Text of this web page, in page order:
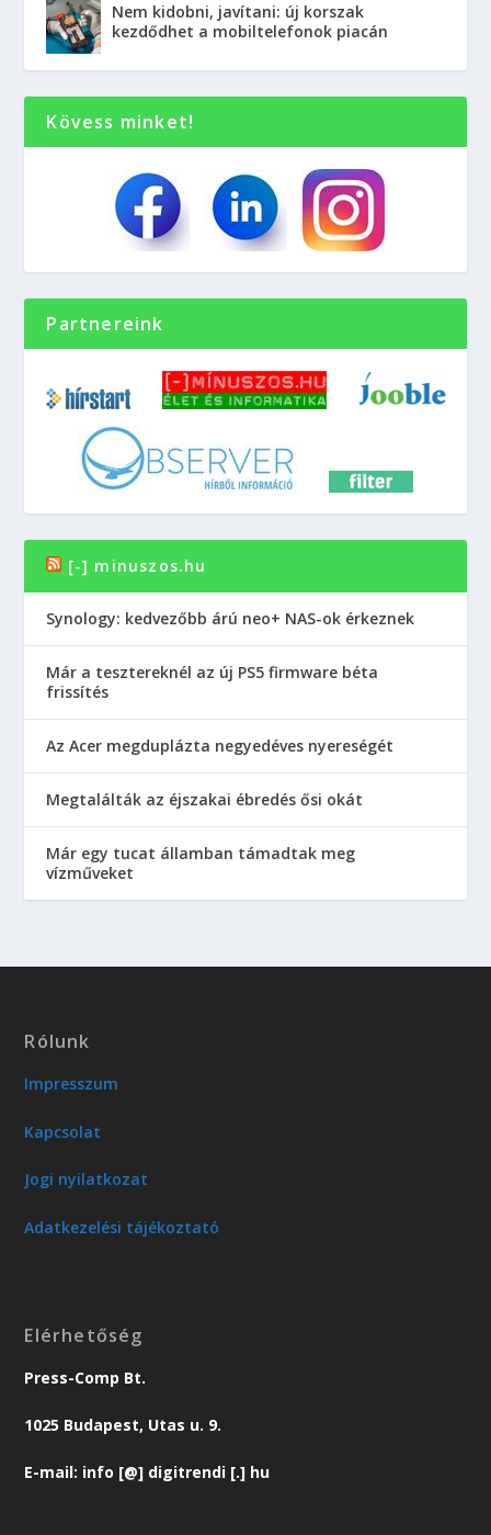
Nem kidobni, javítani: új korszak
kezdődhet a mobiltelefonok piacán
Kövess minket!
Partnereink
[-] minuszos.hu
Synology: kedvezőbb árú neo+ NAS-ok érkeznek
Már a tesztereknél az új PS5 firmware béta
frissítés
Az Acer megduplázta negyedéves nyereségét
Megtalálták az éjszakai ébredés ősi okát
Már egy tucat államban támadtak meg
vízműveket
Rólunk
Impresszum
Kapcsolat
Jogi nyilatkozat
Adatkezelési tájékoztató
Elérhetőség
Press-Comp Bt.
1025 Budapest, Utas u. 9.
E-mail: info [@] digitrendi [.] hu